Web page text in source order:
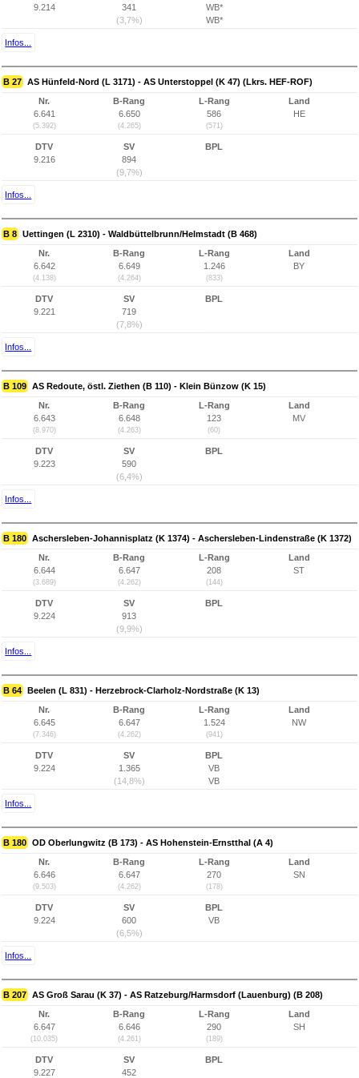
9.214
341
(3,7%)
WB*
WB*
Infos...
B 27 AS Hünfeld-Nord (L 3171) - AS Unterstoppel (K 47) (Lkrs. HEF-ROF)
Nr.
6.641
(5.392)
B-Rang
6.650
(4.265)
L-Rang
586
(571)
Land
HE
DTV
9.216
SV
894
(9,7%)
BPL
Infos...
B 8 Uettingen (L 2310) - Waldbüttelbrunn/Helmstadt (B 468)
Nr.
6.642
(4.138)
B-Rang
6.649
(4.264)
L-Rang
1.246
(833)
Land
BY
DTV
9.221
SV
719
(7,8%)
BPL
Infos...
B 109 AS Redoute, östl. Ziethen (B 110) - Klein Bünzow (K 15)
Nr.
6.643
(8.970)
B-Rang
6.648
(4.263)
L-Rang
123
(60)
Land
MV
DTV
9.223
SV
590
(6,4%)
BPL
Infos...
B 180 Aschersleben-Johannisplatz (K 1374) - Aschersleben-Lindenstraße (K 1372)
Nr.
6.644
(3.689)
B-Rang
6.647
(4.262)
L-Rang
208
(144)
Land
ST
DTV
9.224
SV
913
(9,9%)
BPL
Infos...
B 64 Beelen (L 831) - Herzebrock-Clarholz-Nordstraße (K 13)
Nr.
6.645
(7.346)
B-Rang
6.647
(4.262)
L-Rang
1.524
(941)
Land
NW
DTV
9.224
SV
1.365
(14,8%)
BPL
VB
VB
Infos...
B 180 OD Oberlungwitz (B 173) - AS Hohenstein-Ernstthal (A 4)
Nr.
6.646
(9.503)
B-Rang
6.647
(4.262)
L-Rang
270
(178)
Land
SN
DTV
9.224
SV
600
(6,5%)
BPL
VB
Infos...
B 207 AS Groß Sarau (K 37) - AS Ratzeburg/Harmsdorf (Lauenburg) (B 208)
Nr.
6.647
(10.035)
B-Rang
6.646
(4.261)
L-Rang
290
(189)
Land
SH
DTV
9.227
SV
452
BPL